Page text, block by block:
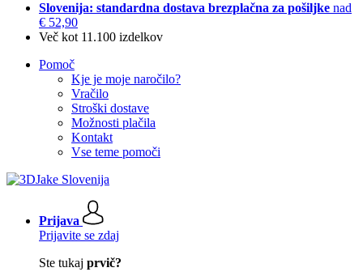
Slovenija: standardna dostava brezplačna za pošiljke nad
€ 52,90
Več kot 11.100 izdelkov
Pomoč
Kje je moje naročilo?
Vračilo
Stroški dostave
Možnosti plačila
Kontakt
Vse teme pomoči
Prijava
Prijavite se zdaj
Ste tukaj prvič?